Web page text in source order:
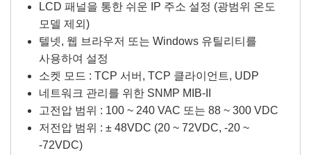
LCD 패널을 통한 쉬운 IP 주소 설정 (광범위 온도
모델 제외)
텔넷, 웹 브라우저 또는 Windows 유틸리티를
사용하여 설정
소켓 모드 : TCP 서버, TCP 클라이언트, UDP
네트워크 관리를 위한 SNMP MIB-II
고전압 범위 : 100 ~ 240 VAC 또는 88 ~ 300 VDC
저전압 범위 : ± 48VDC (20 ~ 72VDC, -20 ~
-72VDC)